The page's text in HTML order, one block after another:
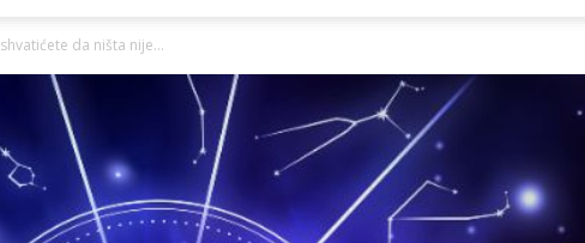
shvatićete da ništa nije...